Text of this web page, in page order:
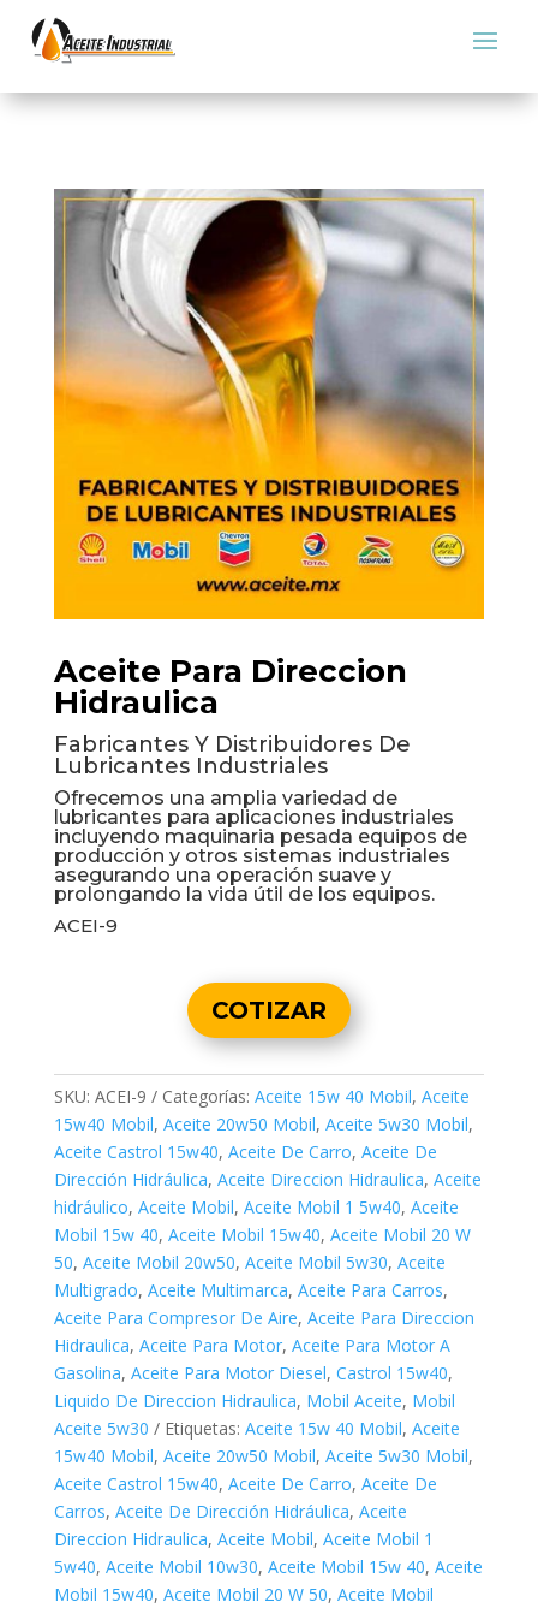
Aceite Para Direccion
Hidraulica
Fabricantes Y Distribuidores De
Lubricantes Industriales
Ofrecemos una amplia variedad de
lubricantes para aplicaciones industriales
incluyendo maquinaria pesada equipos de
producción y otros sistemas industriales
asegurando una operación suave y
prolongando la vida útil de los equipos.
ACEI-9
COTIZAR
SKU: ACEI-9 Categorías: Aceite 15w 40 Mobil, Aceite
15w40 Mobil, Aceite 20w50 Mobil, Aceite 5w30 Mobil,
Aceite Castrol 15w40, Aceite De Carro, Aceite De
Dirección Hidráulica, Aceite Direccion Hidraulica, Aceite
hidráulico, Aceite Mobil, Aceite Mobil 1 5w40, Aceite
Mobil 15w 40, Aceite Mobil 15w40, Aceite Mobil 20 W
50, Aceite Mobil 20w50, Aceite Mobil 5w30, Aceite
Multigrado, Aceite Multimarca, Aceite Para Carros,
Aceite Para Compresor De Aire, Aceite Para Direccion
Hidraulica, Aceite Para Motor, Aceite Para Motor A
Gasolina, Aceite Para Motor Diesel, Castrol 15w40,
Liquido De Direccion Hidraulica, Mobil Aceite, Mobil
Aceite 5w30
Etiquetas: Aceite 15w 40 Mobil, Aceite
15w40 Mobil, Aceite 20w50 Mobil, Aceite 5w30 Mobil,
Aceite Castrol 15w40, Aceite De Carro, Aceite De
Carros, Aceite De Dirección Hidráulica, Aceite
Direccion Hidraulica, Aceite Mobil, Aceite Mobil 1
5w40, Aceite Mobil 10w30, Aceite Mobil 15w 40, Aceite
Mobil 15w40, Aceite Mobil 20 W 50, Aceite Mobil